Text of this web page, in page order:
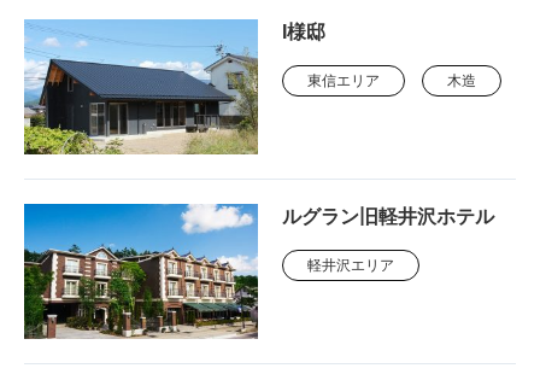
I様邸
東信エリア 木造
ルグラン旧軽井沢ホテル
軽井沢エリア